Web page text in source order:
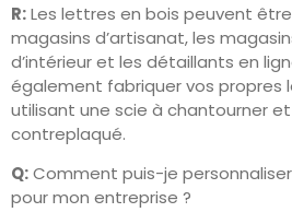
R:Les lettres en bois peuvent
magasins d’artisanat, les
d’intérieur et les détaillants en
également fabriquer vos propres
utilisant une scie à chantourner
contreplaqué.
Q:Comment puis-je
pour mon entreprise ?